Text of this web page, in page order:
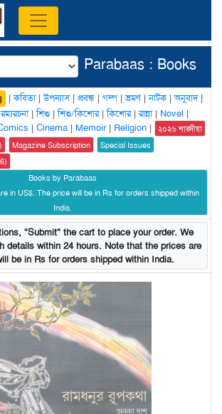
Parabaas : Books
|কবিতা|উপন্যাস| প্রবন্ধ | গল্প |ভ্রমণ|নাটক |অনুবাদ|
রম্যরচনা|শিশু |শিশু/কিশোর|কিশোর|রান্না| Novel |
| Cinema | Memoir| Religion |
২০২৬ শারদীয়া
Magazine Subscription
Special Issues
Books by Parabaas
in US$. The price will be in Rs for orders shipped within
India.
"Submit" the cart to place your order. We
details within 24 hours. Note that the prices are
be in Rs for orders shipped within India.